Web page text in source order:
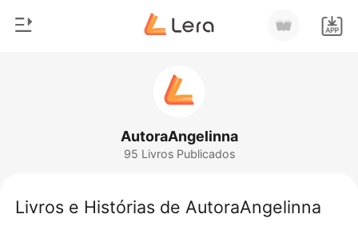
Lobisomem
AutoraAngelinna
95 Livros Publicados
Livros e Histórias de AutoraAngelinna